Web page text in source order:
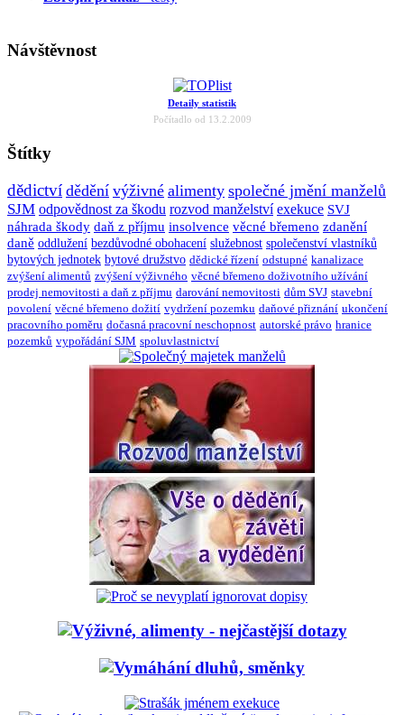
Návštěvnost
Detaily statistik
Počítadlo od 13.2.2009
Štítky
dědictví dědění výživné alimenty společné jmění manželů
SJM odpovědnost za škodu rozvod manželství exekuce SVJ
náhrada škody daň z příjmu insolvence věcné břemeno zdanění
daně oddlužení bezdůvodné obohacení služebnost společenství vlastníků
bytových jednotek bytové družstvo dědické řízení odstupné kanalizace
zvýšení alimentů zvýšení výživného věcné břemeno doživotního užívání
prodej nemovitosti a daň z příjmu darování nemovitosti dům SVJ stavební
povolení věcné břemeno dožití vydržení pozemku daňové přiznání ukončení
pracovního poměru dočasná pracovní neschopnost autorské právo hranice
pozemků vypořádání SJM spoluvlastnictví